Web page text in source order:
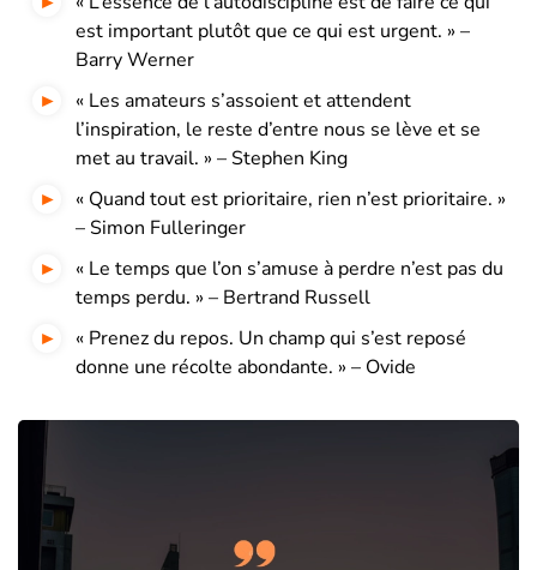
est important plutôt que ce qui est urgent. » –
Barry Werner
« Les amateurs s’assoient et attendent
l’inspiration, le reste d’entre nous se lève et se
met au travail. » – Stephen King
« Quand tout est prioritaire, rien n’est prioritaire. »
– Simon Fulleringer
« Le temps que l’on s’amuse à perdre n’est pas du
temps perdu. » – Bertrand Russell
« Prenez du repos. Un champ qui s’est reposé
donne une récolte abondante. » – Ovide